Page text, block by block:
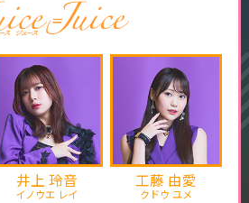
井上 玲音
イノウエ レイ
工藤 由愛
クドウ ユメ